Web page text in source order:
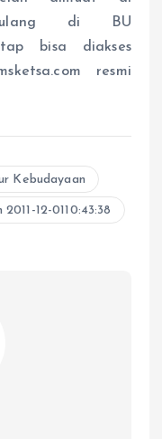
ulang di BU
bisa diakses
resmi
Kebudayaan
12-0110:43:38